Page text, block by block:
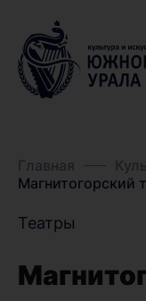
Главная
Магнитогорский
Театры